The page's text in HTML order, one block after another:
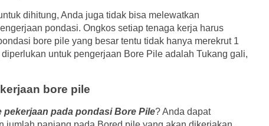
dihitung, Anda juga tidak bisa melewatkan
pondasi. Ongkos setiap tenaga kerja harus
bore pile yang besar tentu tidak hanya merekrut 1
untuk pengerjaan Bore Pile adalah Tukang gali,
bore pile
pada pondasi Bore Pile? Anda dapat